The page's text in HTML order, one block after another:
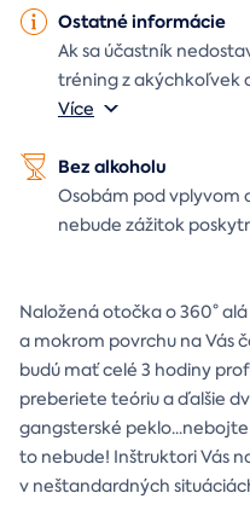
Ostatné informácie
Ak sa účastník
tréning z akýchkoľvek
Více
Bez alkoholu
Osobám pod vplyvom
nebude zážitok
Naložená otočka o 360°
a mokrom povrchu na Vás
budú mať celé 3 hodiny
preberiete teóriu a ďalšie
gangsterské
to nebude! Inštruktori Vás
v neštandardných